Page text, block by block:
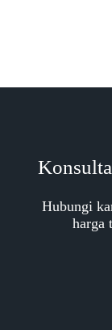
Hubungi
harga